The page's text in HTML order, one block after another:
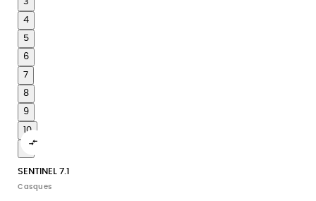
4
5
6
7
8
9
10

SENTINEL 7.1
Casques